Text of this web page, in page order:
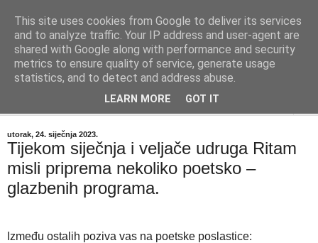
"Kvaka"
Časopis za književnost ISSN 2459-5632
utorak, 24. siječnja 2023.
Tijekom siječnja i veljače udruga Ritam
misli priprema nekoliko poetsko –
glazbenih programa.
Između ostalih poziva vas na poetske poslastice:
This site uses cookies from Google to deliver its services
and to analyze traffic. Your IP address and user-agent are
shared with Google along with performance and security
metrics to ensure quality of service, generate usage
statistics, and to detect and address abuse.
LEARN MORE GOT IT